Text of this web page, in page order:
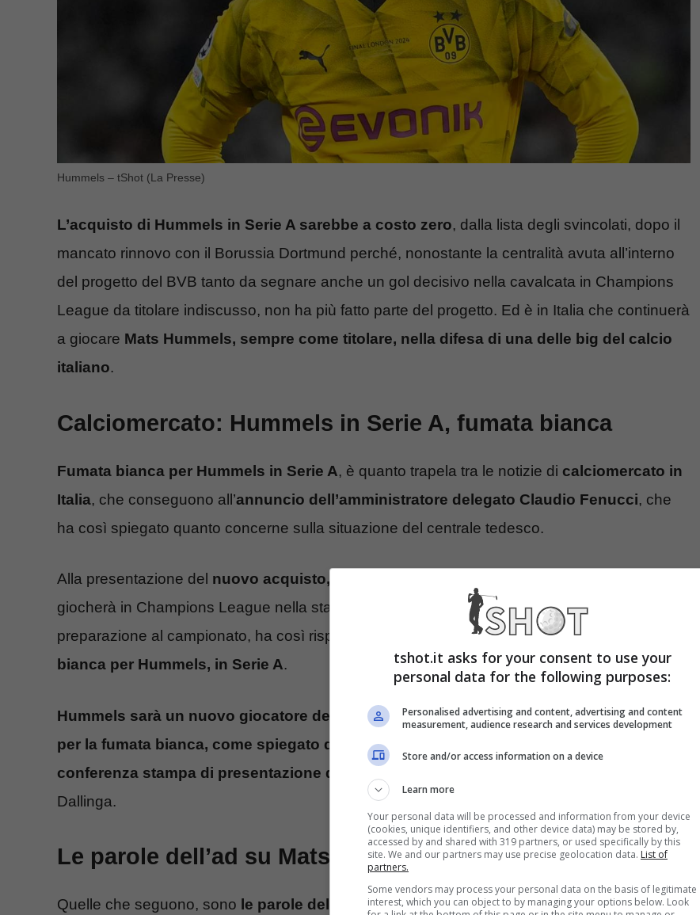
Hummels – tShot (La Presse)
L’acquisto di Hummels in Serie A sarebbe a costo zero, dalla lista degli svincolati, dopo il
mancato rinnovo con il Borussia Dortmund perché, nonostante la centralità avuta all’interno
del progetto del BVB tanto da segnare anche un gol decisivo nella cavalcata in Champions
League da titolare indiscusso, non ha più fatto parte del progetto. Ed è in Italia che continuerà
a giocare Mats Hummels, sempre come titolare, nella difesa di una delle big del calcio
italiano.
Calciomercato: Hummels in Serie A, fumata bianca
Fumata bianca per Hummels in Serie A, è quanto trapela tra le notizie di calciomercato in
Italia, che conseguono all’annuncio dell’amministratore delegato Claudio Fenucci, che
ha così spiegato quanto concerne sulla situazione del centrale tedesco.
Alla presentazione del nuovo acquisto, tra i più importanti in Serie A
giocherà in Champions League nella stagione che ha appena preso il via tra ritiro e
preparazione al campionato, ha così risposto senza troppi giri di parole in merito alla
bianca per Hummels, in Serie A.
Hummels sarà un nuovo giocatore del Bologna . Ma si attende unarisposta definitiva
per la fumata bianca, come spiegato dall’ad Claudio Fenucci
conferenza stampa di presentazione del nuovo acquisto
Dallinga.
Le parole dell’ad su Mats Hummels
Quelle che seguono, sono le parole dell’amministratore delegato del Bologna, Claudio
tshot.it asks for your consent to use your
personal data for the following purposes:
Personalised advertising and content, advertising and content
measurement, audience research and services development
Store and/or access information on a device
Learn more
Your personal data will be processed and information from your device
(cookies, unique identifiers, and other device data) may be stored by,
accessed by and shared with 319 partners, or used specifically by this
site. We and our partners may use precise geolocation data. List of
partners.
Some vendors may process your personal data on the basis of legitimate
interest, which you can object to by managing your options below. Look